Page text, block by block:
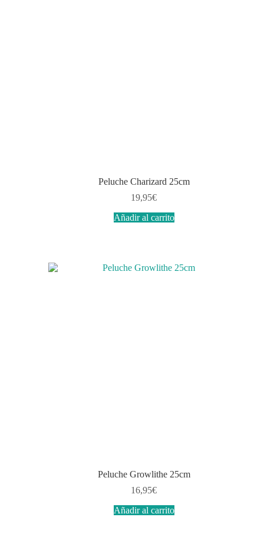
Peluche Charizard 25cm
19,95€
Añadir al carrito
Peluche Growlithe 25cm
16,95€
Añadir al carrito